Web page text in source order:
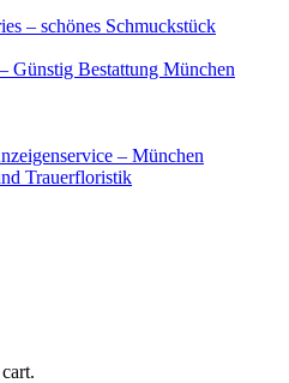
– schönes Schmuckstück
Günstig Bestattung München
– München
Trauerfloristik